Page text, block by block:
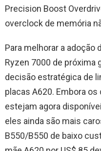
Precision Boost
overclock de memória
Para melhorar a
Ryzen 7000 de próxima
decisão estratégica de
placas A620. Embora
estejam agora
eles ainda são mais
B550/B550 de baixo